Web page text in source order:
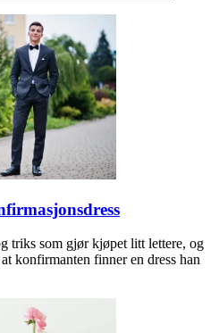
triks som gjør kjøpet litt lettere, og
konfirmanten finner en dress han